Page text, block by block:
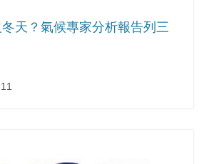
天？氣候專家分析報告列三